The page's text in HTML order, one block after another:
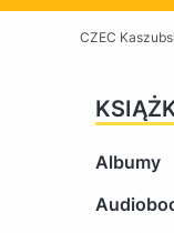
CZEC
Albumy